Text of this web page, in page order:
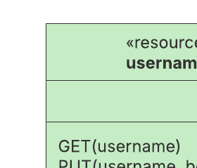
Откройте шаблон, чтобы подробнее
и настроить его под свой проект API.
Похожие шаблоны